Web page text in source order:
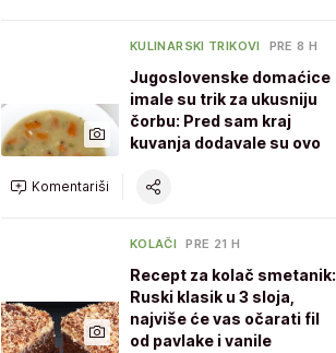
KULINARSKI TRIKOVI PRE 8 H
Jugoslovenske domaćice
imale su trik za ukusniju
čorbu: Pred sam kraj
kuvanja dodavale su ovo
Komentariši
KOLAČI PRE 21 H
Recept za kolač smetanik:
Ruski klasik u 3 sloja,
najviše će vas očarati fil
od pavlake i vanile